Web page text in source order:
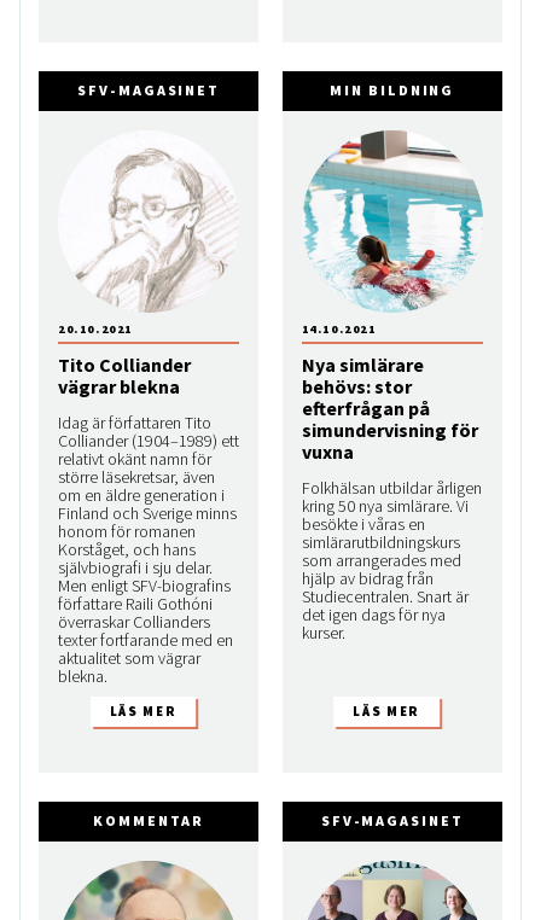
SFV-MAGASINET
Tito Colliander
vägrar blekna
Idag är författaren Tito
Colliander (1904–1989) ett
relativt okänt namn för
större läsekretsar, även
om en äldre generation i
Finland och Sverige minns
honom för romanen
Korståget, och hans
självbiografi i sju delar.
Men enligt SFV-biografins
författare Raili Gothóni
överraskar Collianders
texter fortfarande med en
aktualitet som vägrar
blekna.
20.10.2021
MIN BILDNING
Nya simlärare
behövs: stor
efterfrågan på
simundervisning för
vuxna
Folkhälsan utbildar årligen
kring 50 nya simlärare. Vi
besökte i våras en
simlärarutbildningskurs
som arrangerades med
hjälp av bidrag från
Studiecentralen. Snart är
det igen dags för nya
kurser.
14.10.2021
KOMMENTAR SFV-MAGASINET